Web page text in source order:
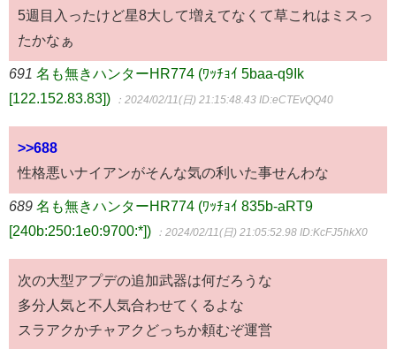
5週目入ったけど星8大して増えてなくて草これはミスっ
たかなぁ
691 名も無きハンターHR774 (ﾜｯﾁｮｲ 5baa-q9Ik
[122.152.83.83])
：2024/02/11(日) 21:15:48.43 ID:eCTEvQQ40
>>688
性格悪いナイアンがそんな気の利いた事せんわな
689 名も無きハンターHR774 (ﾜｯﾁｮｲ 835b-aRT9
[240b:250:1e0:9700:*])
：2024/02/11(日) 21:05:52.98 ID:KcFJ5hkX0
次の大型アプデの追加武器は何だろうな
多分人気と不人気合わせてくるよな
スラアクかチャアクどっちか頼むぞ運営